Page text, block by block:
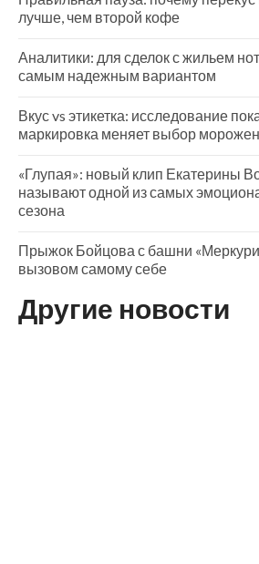
лучше, чем второй кофе
Аналитики: для сделок с жильем
самым надежным вариантом
Вкус vs этикетка: исследование
маркировка меняет выбор
«Глупая»: новый клип Екатерины
называют одной из самых
сезона
Прыжок Бойцова с башни
вызовом самому себе
Другие новости